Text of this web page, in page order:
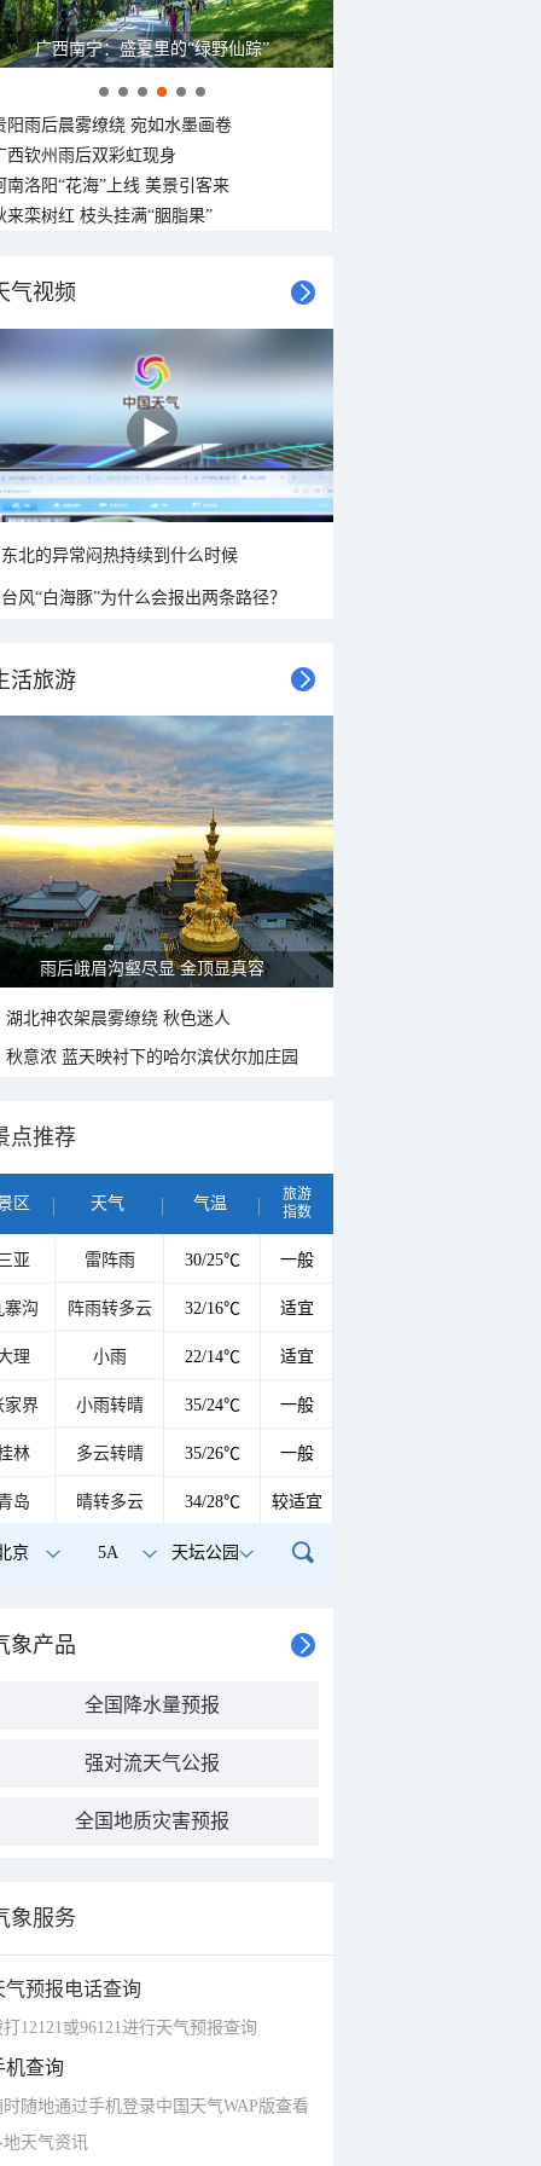
广西南宁：盛夏里的“绿野仙踪”
阳雨后晨雾缭绕 宛如水墨画卷
西钦州雨后双彩虹现身
南洛阳“花海”上线 美景引客来
来栾树红 枝头挂满“胭脂果”
气视频
东北的异常闷热持续到什么时候
台风“白海豚”为什么会报出两条路径？
活旅游
雨后峨眉沟壑尽显 金顶显真容
湖北神农架晨雾缭绕 秋色迷人
秋意浓 蓝天映衬下的哈尔滨伏尔加庄园
点推荐
区 天气 气温
旅游
指数
亚 雷阵雨 30/25℃ 一般
寨沟 阵雨转多云 32/16℃ 适宜
理 小雨 22/14℃ 适宜
家界 小雨转晴 35/24℃ 一般
林 多云转晴 35/26℃ 一般
岛 晴转多云 34/28℃ 较适宜
京 5A 天坛公园
象产品
全国降水量预报
强对流天气公报
全国地质灾害预报
象服务
气预报电话查询
打12121或96121进行天气预报查询
机查询
时随地通过手机登录中国天气WAP版查看
地天气资讯